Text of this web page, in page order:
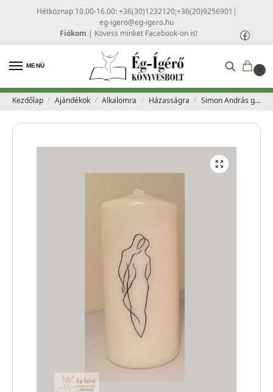
Hétköznap 10.00-16.00: +36(30)1232120;+36(20)9256901 |
eg-igero@eg-igero.hu
Fiókom | Kövess minket Facebook-on is!
MENÜ
0
Kezdőlap / Ajándékok / Alkalomra / Házasságra / Simon András gyertya – Örök tánc